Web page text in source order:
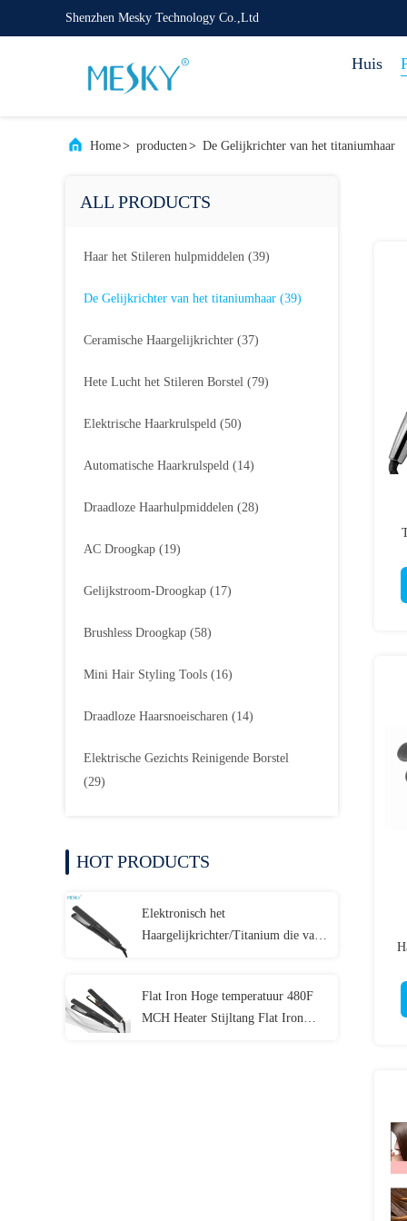
Shenzhen Mesky Technology Co.,Ltd
Huis
Home> producten> De Gelijkrichter van het titaniumhaar
ALL PRODUCTS
Haar het Stileren hulpmiddelen (39)
De Gelijkrichter van het titaniumhaar (39)
Ceramische Haargelijkrichter (37)
Hete Lucht het Stileren Borstel (79)
Elektrische Haarkrulspeld (50)
Automatische Haarkrulspeld (14)
Draadloze Haarhulpmiddelen (28)
AC Droogkap (19)
Gelijkstroom-Droogkap (17)
Brushless Droogkap (58)
Mini Hair Styling Tools (16)
Draadloze Haarsnoeischaren (14)
Elektrische Gezichts Reinigende Borstel
(29)
HOT PRODUCTS
Elektronisch het
Haargelijkrichter/Titanium die van
Flat Iron Hoge temperatuur 480F
MCH Heater Stijltang Flat Iron